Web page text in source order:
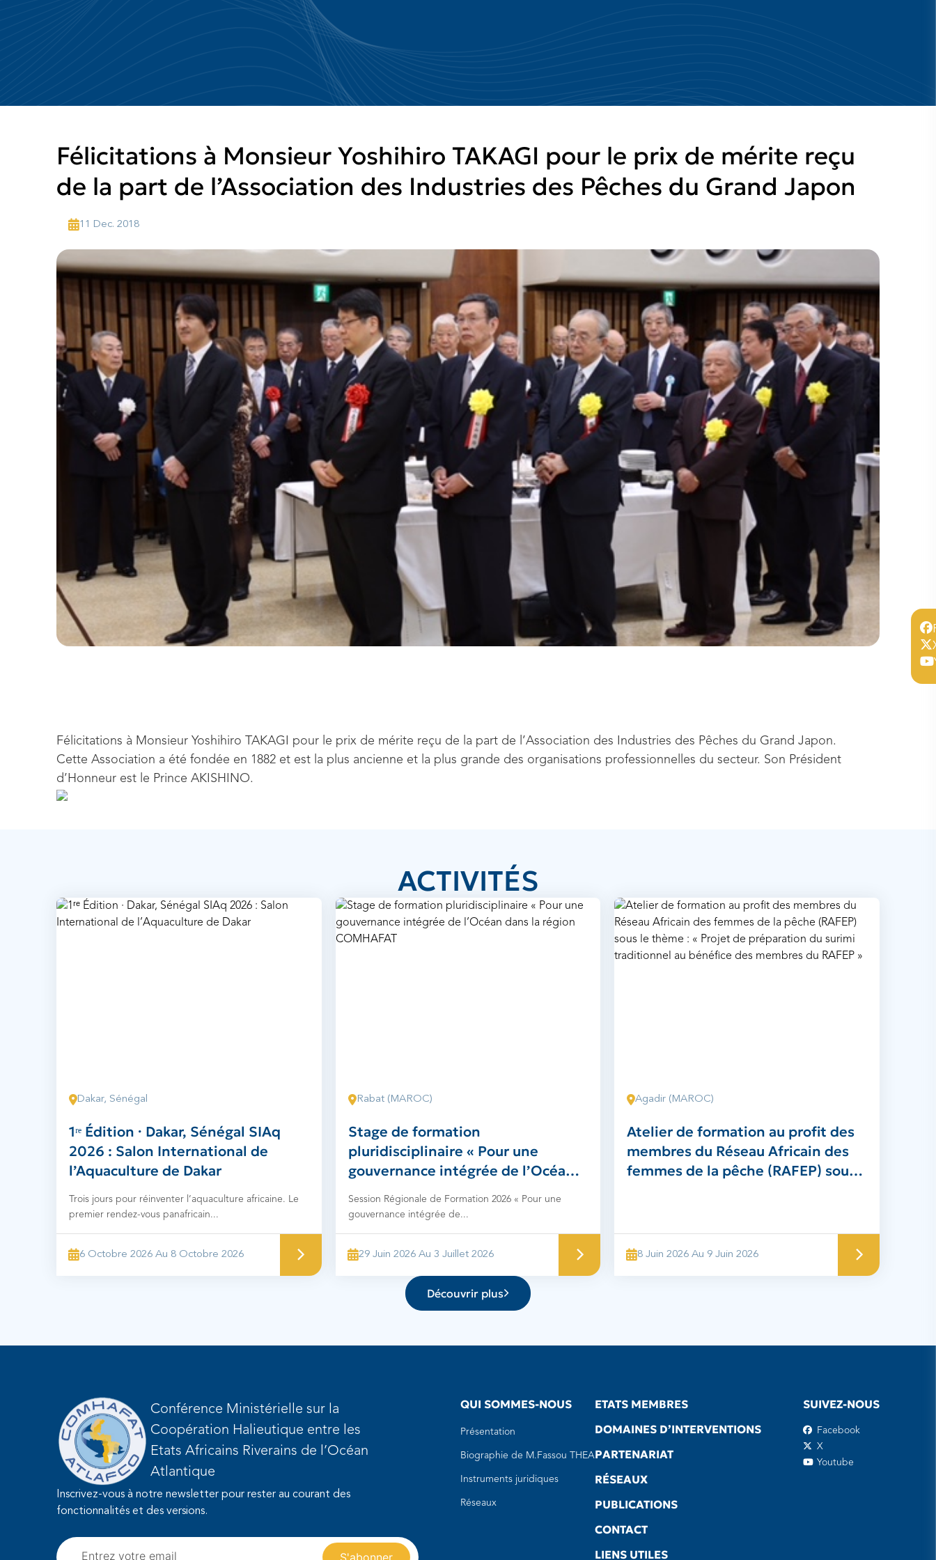
Félicitations à Monsieur Yoshihiro TAKAGI pour le prix de mérite reçu
de la part de l’Association des Industries des Pêches du Grand Japon
11 Dec. 2018
Félicitations à Monsieur Yoshihiro TAKAGI pour le prix de mérite reçu de la part de l’Association des Industries des Pêches du Grand Japon.
Cette Association a été fondée en 1882 et est la plus ancienne et la plus grande des organisations professionnelles du secteur. Son Président
d’Honneur est le Prince AKISHINO.
ACTIVITÉS
Dakar, Sénégal
1ʳᵉ Édition · Dakar, Sénégal SIAq
2026 : Salon International de
l’Aquaculture de Dakar
Trois jours pour réinventer l’aquaculture africaine. Le
premier rendez-vous panafricain...
6 Octobre 2026 Au 8 Octobre 2026
Rabat (MAROC)
Stage de formation
pluridisciplinaire « Pour une
gouvernance intégrée de l’Océan
dans la région COMHAFAT
Session Régionale de Formation 2026 « Pour une
gouvernance intégrée de...
29 Juin 2026 Au 3 Juillet 2026
Agadir (MAROC)
Atelier de formation au profit des
membres du Réseau Africain des
femmes de la pêche (RAFEP) sous
des membres du RAFEP »
8 Juin 2026 Au 9 Juin 2026
Découvrir plus
Conférence Ministérielle sur la
Coopération Halieutique entre les
Etats Africains Riverains de l’Océan
Atlantique
Inscrivez-vous à notre newsletter pour rester au courant des
fonctionnalités et des versions.
QUI SOMMES-NOUS
Présentation
Biographie de M.Fassou THEA
Instruments juridiques
Réseaux
ETATS MEMBRES
DOMAINES D’INTERVENTIONS
PARTENARIAT
RÉSEAUX
PUBLICATIONS
CONTACT
LIENS UTILES
SUIVEZ-NOUS
Facebook
X
Youtube